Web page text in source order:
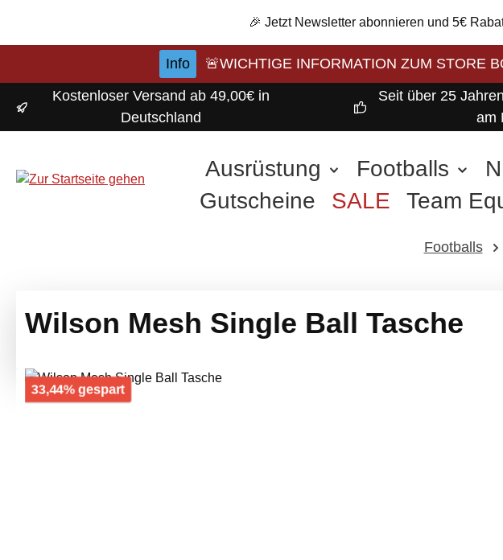
🎉 Jetzt Newsletter abonnieren und 5€
Info
🚨WICHTIGE INFORMATION ZUM STORE
Kostenloser Versand ab 49,00€ in
Deutschland
Seit über 25
am
Ausrüstung Footballs
Gutscheine
SALE Team
Footballs
Wilson Mesh Single Ball Tasche
Bildergalerie überspringen
33,44% gespart Rabatt